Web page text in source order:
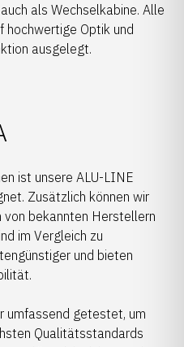
als Wechselkabine. Alle
hochwertige Optik und
ausgelegt.
ist unsere ALU-LINE
Zusätzlich können wir
bekannten Herstellern
im Vergleich zu
und bieten
umfassend getestet, um
Qualitätsstandards